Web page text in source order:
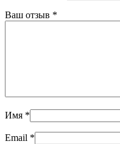
Ваш отзыв *
Имя *
Email *